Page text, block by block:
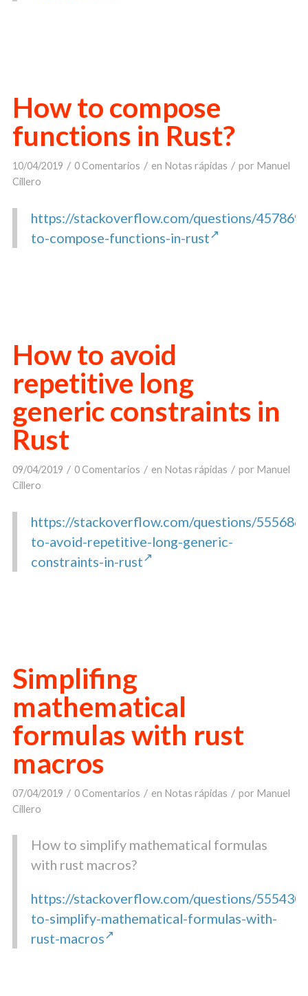
How to compose
functions in Rust?
10/04/2019 / 0 Comentarios / en Notas rápidas / por Manuel
Cillero
https://stackoverflow.com/questions/
to-compose-functions-in-rust
How to avoid
repetitive long
generic constraints in
Rust
09/04/2019 / 0 Comentarios / en Notas rápidas / por Manuel
Cillero
https://stackoverflow.com/questions/
to-avoid-repetitive-long-generic-
constraints-in-rust
Simplifing
mathematical
formulas with rust
macros
07/04/2019 / 0 Comentarios / en Notas rápidas / por Manuel
Cillero
How to simplify mathematical formulas
with rust macros?
https://stackoverflow.com/questions/
to-simplify-mathematical-formulas-with-
rust-macros